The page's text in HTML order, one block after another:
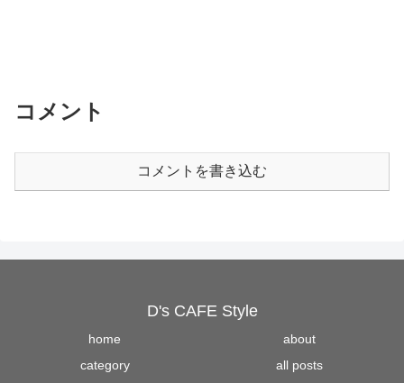
コメント
コメントを書き込む
D's CAFE Style
home
about
category
all posts